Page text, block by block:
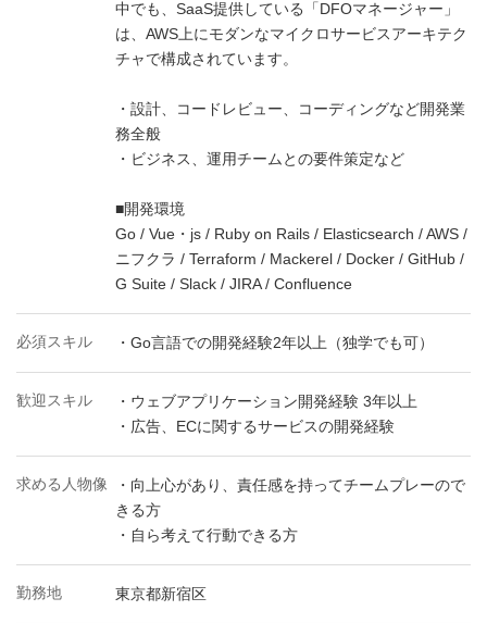
中でも、SaaS提供している「DFOマネージャー」
は、AWS上にモダンなマイクロサービスアーキテク
チャで構成されています。
・設計、コードレビュー、コーディングなど開発業
務全般
・ビジネス、運用チームとの要件策定など
■開発環境
Go / Vue・js / Ruby on Rails / Elasticsearch / AWS /
ニフクラ / Terraform / Mackerel / Docker / GitHub /
G Suite / Slack / JIRA / Confluence
必須スキル ・Go言語での開発経験2年以上（独学でも可）
歓迎スキル
・ウェブアプリケーション開発経験 3年以上
・広告、ECに関するサービスの開発経験
求める人物像
・向上心があり、責任感を持ってチームプレーので
きる方
・自ら考えて行動できる方
勤務地 東京都新宿区